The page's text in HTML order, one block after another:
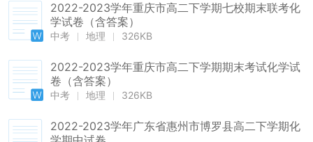
2022-2023学年重庆市高二下学期七校期末联考化
学试卷（含答案）
中考 地理 326KB
2022-2023学年重庆市高二下学期期末考试化学试
卷（含答案）
中考 地理 326KB
2022-2023学年广东省惠州市博罗县高二下学期化